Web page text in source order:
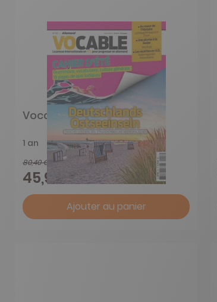
Vocable Allemand
1 an
80,40 €
45,90 € -43%
Ajouter au panier